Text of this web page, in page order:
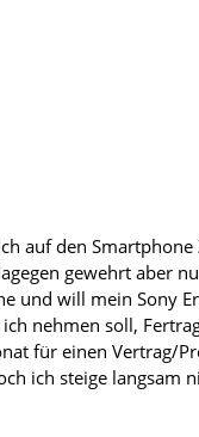
auf den
gewehrt aber
und will mein Sony
nehmen soll,
für einen Vertrag/
ich steige langsam